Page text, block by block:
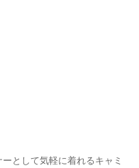
として気軽に着れるキャミ